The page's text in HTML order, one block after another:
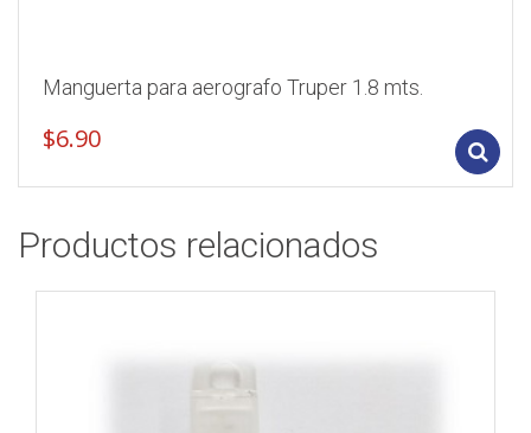
Manguerta para aerografo Truper 1.8 mts.
$6.90
Productos relacionados